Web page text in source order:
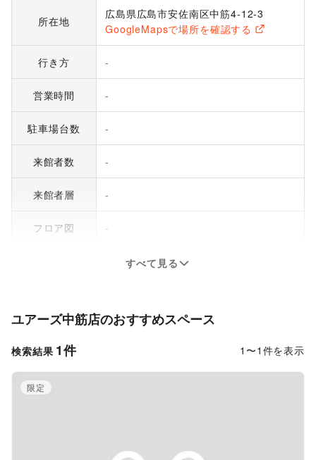
所在地
広島県広島市安佐南区中筋4-12-3
GoogleMapsで場所を確認する
行き方 -
営業時間 -
駐車場台数 -
来館者数 -
来館者層 -
フロア図 -
すべて見る
ユアーズ中筋店のおすすめスペース
検索結果 1件 1 〜1 件を表示
限定